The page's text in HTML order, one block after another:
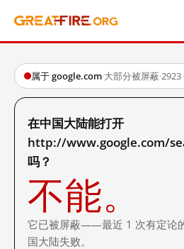
属于 google.com·大部分被屏蔽·2923
在中国大陆能打开
http://www.google.com/
吗？
不能。
它已被屏蔽——最近 1 次有定论
国大陆失败。